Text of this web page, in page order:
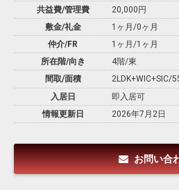
共益費/管理費
20,000円
敷金/礼金
1ヶ月 /0ヶ月
仲介/FR
1ヶ月 /1ヶ月
所在階/向き
4階/東
間取/面積
2LDK+WIC+SIC/
入居日
即入居可
情報更新日
2026年7月2日
お問い合